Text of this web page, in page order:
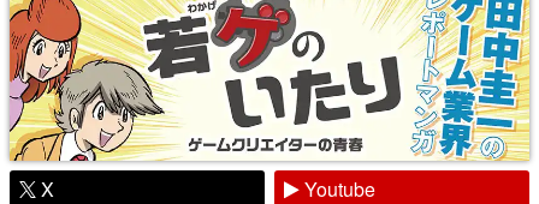
X
Youtube